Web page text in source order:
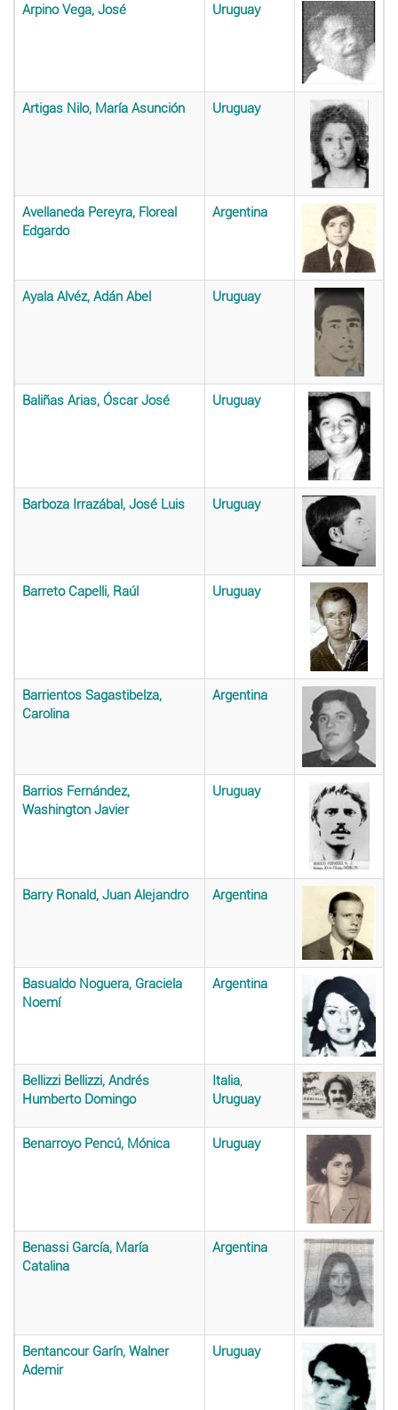
Arpino Vega, José Uruguay
Artigas Nilo, María Asunción Uruguay
Avellaneda Pereyra, Floreal
Edgardo
Argentina
Ayala Alvéz, Adán Abel Uruguay
Baliñas Arias, Óscar José Uruguay
Barboza Irrazábal, José Luis Uruguay
Barreto Capelli, Raúl Uruguay
Barrientos Sagastibelza,
Carolina
Argentina
Barrios Fernández,
Washington Javier
Uruguay
Barry Ronald, Juan Alejandro Argentina
Basualdo Noguera, Graciela
Noemí
Argentina
Bellizzi Bellizzi, Andrés
Humberto Domingo
Italia,
Uruguay
Benarroyo Pencú, Mónica Uruguay
Benassi García, María
Catalina
Argentina
Bentancour Garín, Walner
Ademir
Uruguay